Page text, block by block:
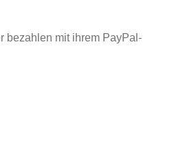
bezahlen mit ihrem PayPal-